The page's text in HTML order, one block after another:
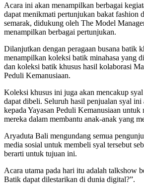
Acara ini akan menampilkan berbagai
dapat menikmati pertunjukan bakat fashion
semarak, didukung oleh The Model
menampilkan berbagai pertunjukan.
Dilanjutkan dengan peragaan busana batik
menampilkan koleksi batik minahasa yang
dan koleksi batik khusus hasil kolaborasi
Peduli Kemanusiaan.
Koleksi khusus ini juga akan mencakup
dapat dibeli. Seluruh hasil penjualan syal ini
kepada Yayasan Peduli Kemanusiaan
mereka dalam membantu anak-anak yang
Aryaduta Bali mengundang semua
media sosial untuk membeli syal tersebut
berarti untuk tujuan ini.
Acara utama pada hari itu adalah talkshow
Batik dapat dilestarikan di dunia digital?”.